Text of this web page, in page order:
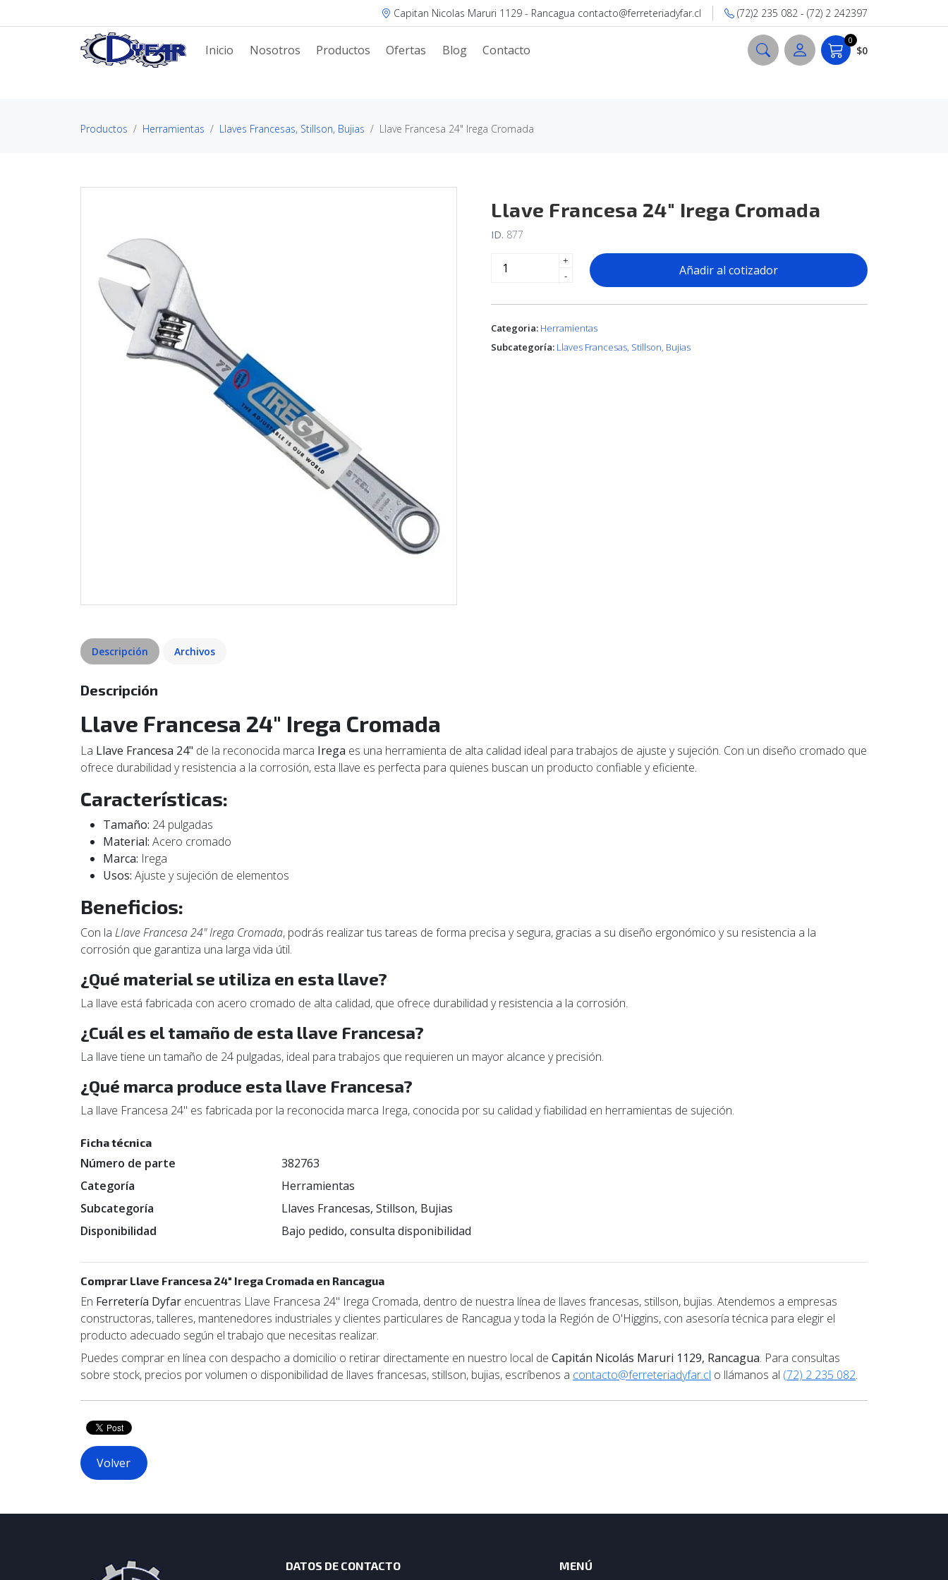
Capitan Nicolas Maruri 1129 - Rancagua contacto@ferreteriadyfar.cl (72)2 235 082 - (72) 2 242397
Inicio Nosotros Productos Ofertas Blog Contacto
0
$0
Productos Herramientas Llaves Francesas, Stillson, Bujias Llave Francesa 24" Irega Cromada
Llave Francesa 24" Irega Cromada
ID. 877
+
-
Añadir al cotizador
Categoria: Herramientas
Subcategoría: Llaves Francesas, Stillson, Bujias
Descripción Archivos
Descripción
Llave Francesa 24" Irega Cromada
La Llave Francesa 24" de la reconocida marca Irega es una herramienta de alta calidad ideal para trabajos de ajuste y sujeción. Con un diseño cromado que
ofrece durabilidad y resistencia a la corrosión, esta llave es perfecta para quienes buscan un producto confiable y eficiente.
Características:
Tamaño: 24 pulgadas
Material: Acero cromado
Marca: Irega
Usos: Ajuste y sujeción de elementos
Beneficios:
Con la Llave Francesa 24" Irega Cromada, podrás realizar tus tareas de forma precisa y segura, gracias a su diseño ergonómico y su resistencia a la
corrosión que garantiza una larga vida útil.
¿Qué material se utiliza en esta llave?
La llave está fabricada con acero cromado de alta calidad, que ofrece durabilidad y resistencia a la corrosión.
¿Cuál es el tamaño de esta llave Francesa?
La llave tiene un tamaño de 24 pulgadas, ideal para trabajos que requieren un mayor alcance y precisión.
¿Qué marca produce esta llave Francesa?
La llave Francesa 24" es fabricada por la reconocida marca Irega, conocida por su calidad y fiabilidad en herramientas de sujeción.
Ficha técnica
Número de parte
382763
Categoría
Herramientas
Subcategoría
Llaves Francesas, Stillson, Bujias
Disponibilidad
Bajo pedido, consulta disponibilidad
Comprar Llave Francesa 24" Irega Cromada en Rancagua
En Ferretería Dyfar encuentras Llave Francesa 24" Irega Cromada, dentro de nuestra línea de llaves francesas, stillson, bujias. Atendemos a empresas
constructoras, talleres, mantenedores industriales y clientes particulares de Rancagua y toda la Región de O'Higgins, con asesoría técnica para elegir el
producto adecuado según el trabajo que necesitas realizar.
Puedes comprar en línea con despacho a domicilio o retirar directamente en nuestro local de Capitán Nicolás Maruri 1129, Rancagua. Para consultas
sobre stock, precios por volumen o disponibilidad de llaves francesas, stillson, bujias, escríbenos a contacto@ferreteriadyfar.cl o llámanos al (72) 2 235 082.
Volver
DATOS DE CONTACTO MENÚ